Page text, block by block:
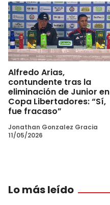
Alfredo Arias,
contundente tras la
eliminación de Junior en
Copa Libertadores: “Sí,
fue fracaso”
Jonathan Gonzalez Gracia
11/05/2026
Lo más leído